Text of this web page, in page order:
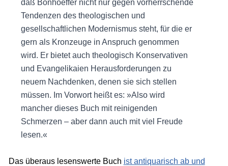
daß Bonhoeffer nicht nur gegen vorherrschende
Tendenzen des theologischen und
gesellschaftlichen Modernismus steht, für die er
gern als Kronzeuge in Anspruch genommen
wird. Er bietet auch theologisch Konservativen
und Evangelikaien Herausforderungen zu
neuem Nachdenken, denen sie sich stellen
müssen. Im Vorwort heißt es: »Also wird
mancher dieses Buch mit reinigenden
Schmerzen – aber dann auch mit viel Freude
lesen.«
Das überaus lesenswerte Buch ist antiquarisch ab und